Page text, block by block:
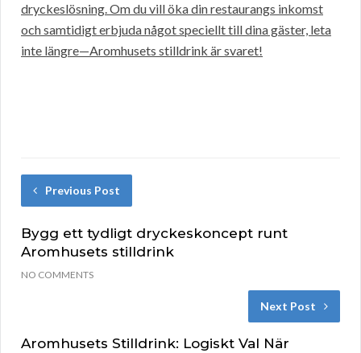
dryckeslösning. Om du vill öka din restaurangs inkomst
och samtidigt erbjuda något speciellt till dina gäster, leta
inte längre—Aromhusets stilldrink är svaret!
Previous Post
Bygg ett tydligt dryckeskoncept runt
Aromhusets stilldrink
NO COMMENTS
Next Post
Aromhusets Stilldrink: Logiskt Val När